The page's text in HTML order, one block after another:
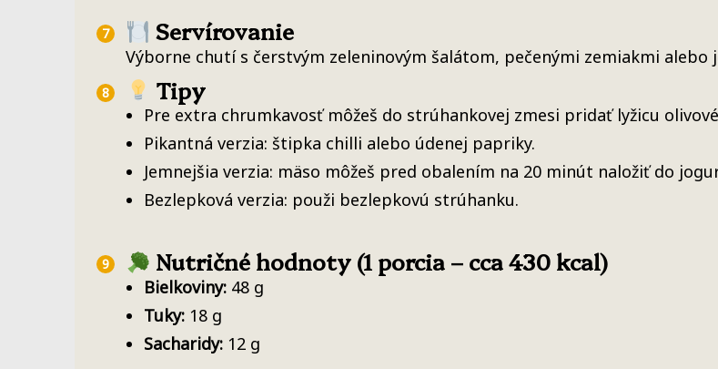
Servírovanie
Výborne chutí s čerstvým zeleninovým šalátom, pečenými zemiakmi
Tipy
Pre extra chrumkavosť môžeš do strúhankovej zmesi pridať lyžicu
Pikantná verzia: štipka chilli alebo údenej papriky.
Jemnejšia verzia: mäso môžeš pred obalením na 20 minút naložiť do
Bezlepková verzia: použi bezlepkovú strúhanku.
Nutričné hodnoty (1 porcia – cca 430 kcal)
Bielkoviny: 48 g
Tuky: 18 g
Sacharidy: 12 g